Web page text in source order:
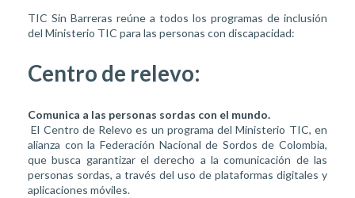
TIC Sin Barreras reúne a todos los programas de inclusión
del Ministerio TIC para las personas con discapacidad:
Centro de relevo:
Comunica a las personas sordas con el mundo.
El Centro de Relevo es un programa del Ministerio TIC, en
alianza con la Federación Nacional de Sordos de Colombia,
que busca garantizar el derecho a la comunicación de las
personas sordas, a través del uso de plataformas digitales y
aplicaciones móviles.